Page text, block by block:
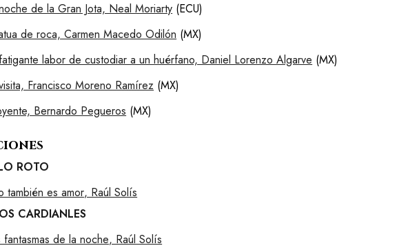
de la Gran Jota, Neal Moriarty (ECU)
de roca, Carmen Macedo Odilón (MX)
labor de custodiar a un huérfano, Daniel Lorenzo Algarve (MX)
Francisco Moreno Ramírez (MX)
Bernardo Pegueros (MX)
ROTO
también es amor, Raúl Solís
CARDIANLES
fantasmas de la noche, Raúl Solís